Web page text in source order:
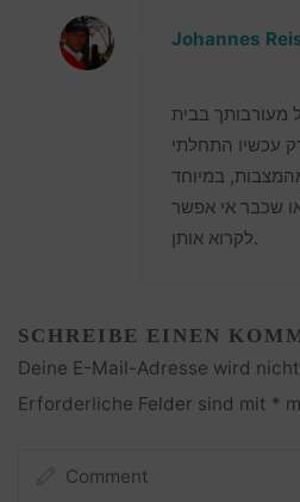
Johannes
מעורבותך בבית
עכשיו התחלתי
במיוחד
שכבר אי אפשר
לקרוא אותן.
SCHREIBE EINEN
Deine E-Mail-Adresse wird
Erforderliche Felder sind mit *